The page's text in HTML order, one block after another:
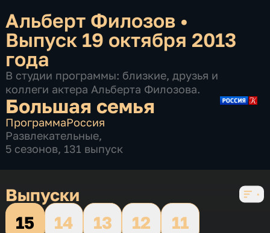
Альберт Филозов •
Выпуск 19 октября 2013
года
В студии программы: близкие, друзья и
коллеги актера Альберта Филозова.
Большая семья
ПрограммаРоссия
Развлекательные,
5 сезонов, 131 выпуск
Выпуски
15
14 13 12
11